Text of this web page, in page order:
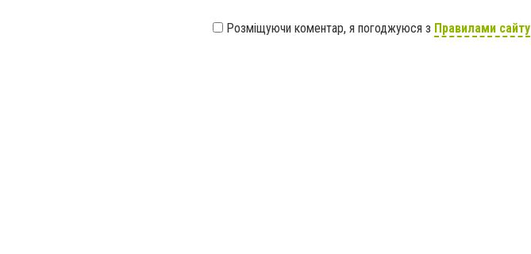
Розміщуючи коментар, я погоджуюся з Правилами сайту